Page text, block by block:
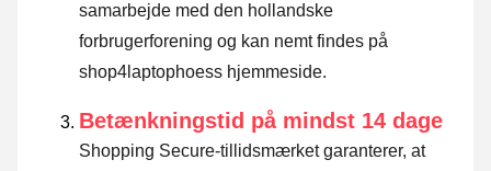
samarbejde med den hollandske
forbrugerforening og kan nemt findes på
shop4laptophoess hjemmeside.
Betænkningstid på mindst 14 dage
Shopping Secure-tillidsmærket garanterer, at